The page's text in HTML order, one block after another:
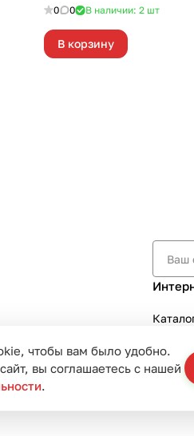
чтобы вам было удобно.
вы соглашаетесь с нашей
.
0 0 В наличии: 2 шт
В корзину
Бренды
Услуги